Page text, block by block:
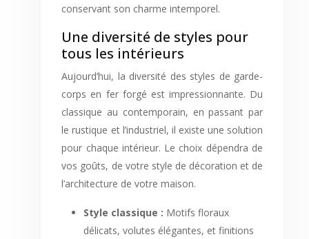
conservant son charme intemporel.
Une diversité de styles pour
tous les intérieurs
Aujourd’hui, la diversité des styles de garde-
corps en fer forgé est impressionnante. Du
classique au contemporain, en passant par
le rustique et l’industriel, il existe une solution
pour chaque intérieur. Le choix dépendra de
vos goûts, de votre style de décoration et de
l’architecture de votre maison.
Style classique : Motifs floraux
délicats, volutes élégantes, et finitions